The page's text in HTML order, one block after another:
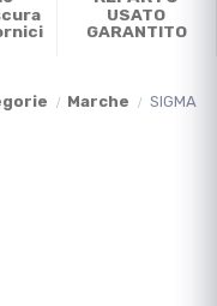
USATO
GARANTITO
Marche SIGMA